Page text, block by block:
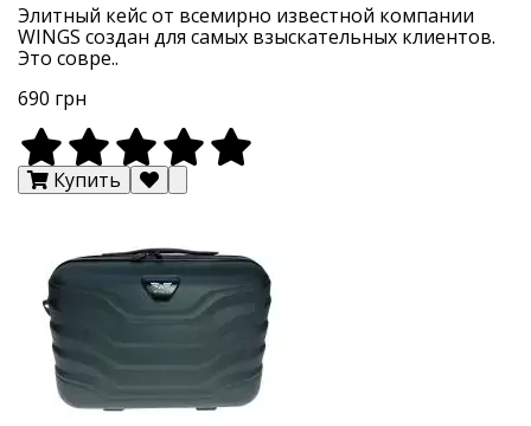
Элитный кейс от всемирно известной компании
WINGS создан для самых взыскательных клиентов.
Это совре..
690 грн
Купить